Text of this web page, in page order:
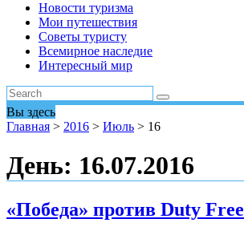
Новости туризма
Мои путешествия
Советы туристу
Всемирное наследие
Интересный мир
Вы здесь
Главная > 2016 > Июль > 16
День: 16.07.2016
«Победа» против Duty Free